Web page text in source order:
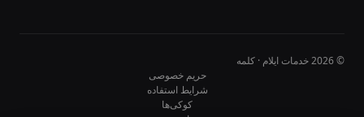
© 2026 خدمات ایلام · کلمه
حریم خصوصی
شرایط استفاده
کوکی‌ها
10